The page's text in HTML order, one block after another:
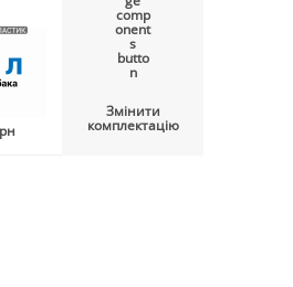
Вийти
Змінити
комплектацію